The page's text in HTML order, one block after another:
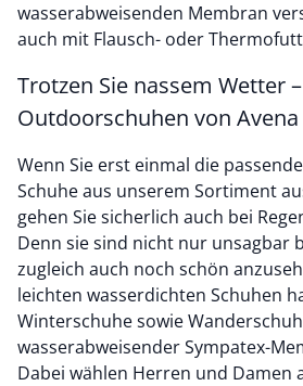
wasserabweisenden Membran
auch mit Flausch- oder
Trotzen Sie nassem Wetter
Outdoorschuhen von Avena
Wenn Sie erst einmal die
Schuhe aus unserem Sortiment
gehen Sie sicherlich auch bei
Denn sie sind nicht nur unsagbar
zugleich auch noch schön
leichten wasserdichten Schuhen
Winterschuhe sowie
wasserabweisender Sympatex-
Dabei wählen Herren und Damen